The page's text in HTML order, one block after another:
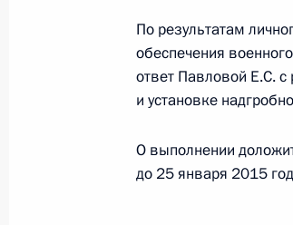
25 ноября 2014
25 декабря 2014 года, 17:35
Исполнено
конференц-связи
По результатам
обеспечения
ответ Павловой Е.С. с
и установке
О выполнении
до 25 января 2015